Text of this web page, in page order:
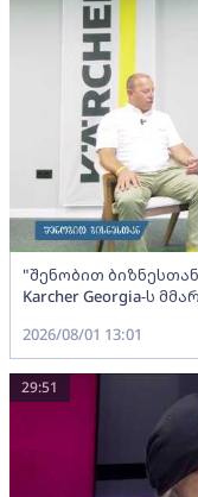
"შენობით
Karcher Georgia-ს
2026/08/01 13:01
29:51